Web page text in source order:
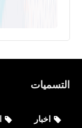
التسميات
اخبار